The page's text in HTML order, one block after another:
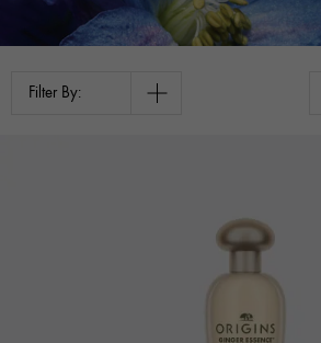
Filter By: